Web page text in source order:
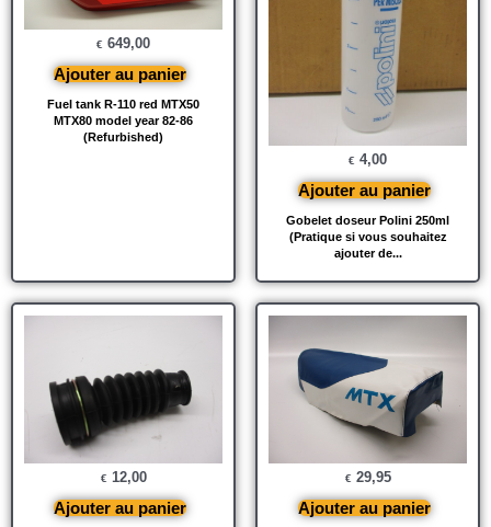
Fuel tank R-110 red MTX50
MTX80 model year 82-86
(Refurbished)
€ 649,00
Ajouter au panier
Gobelet doseur Polini 250ml
(Pratique si vous souhaitez
ajouter de...
€ 4,00
Ajouter au panier
€ 12,00
Ajouter au panier
€ 29,95
Ajouter au panier